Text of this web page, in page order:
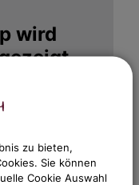
wird
in
zu bieten,
Sie können
Cookie Auswahl